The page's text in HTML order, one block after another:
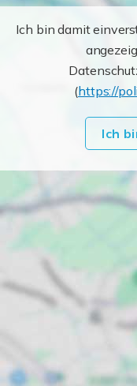
Ich bin damit
(https://
Ich